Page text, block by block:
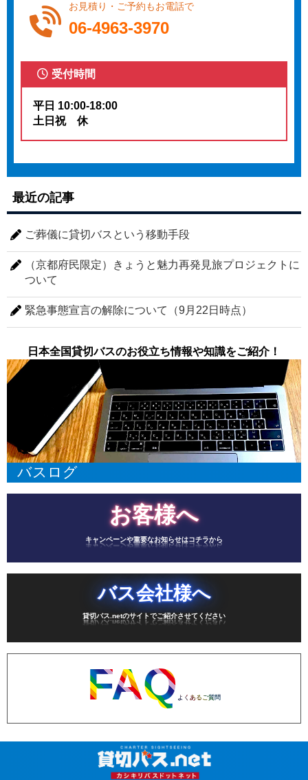
お見積り・ご予約もお電話で
06-4963-3970
受付時間
平日 10:00-18:00
土日祝 休
最近の記事
ご葬儀に貸切バスという移動手段
（京都府民限定）きょうと魅力再発見旅プロジェクトに
ついて
緊急事態宣言の解除について（9月22日時点）
日本全国貸切バスのお役立ち情報や知識をご紹介！
バスログ
お客様へ
キャンペーンや重要なお知らせはコチラから
バス会社様へ
貸切バス.netのサイトでご紹介させてください
FAQ よくあるご質問